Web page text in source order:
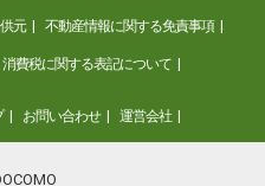
元 不動産情報に関する免責事項
消費税に関する表記について
お問い合わせ 運営会社